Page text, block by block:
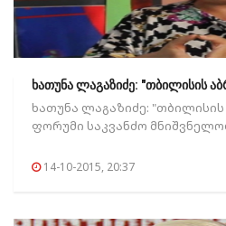
ხათუნა ლაგაზიძე: "თბილისის
ხათუნა ლაგაზიძე: "თბილისის
ფორუმი საკვანძო
14-10-2015, 20:37